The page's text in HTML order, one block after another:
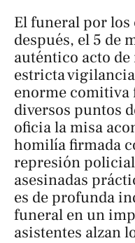
El funeral por los
después, el 5 de
auténtico acto
estricta
enorme comitiva
diversos puntos
oficia la misa
homilía firmada
represión
asesinadas
es de profunda
funeral en un
asistentes alzan